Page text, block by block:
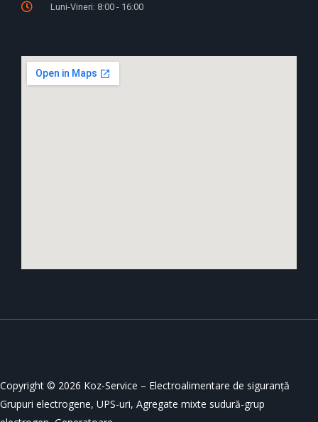
Luni-Vineri: 8:00 - 16:00
Copyright © 2026 Koz-Service – Electroalimentare de siguranță
Grupuri electrogene, UPS-uri, Agregate mixte sudură-grup